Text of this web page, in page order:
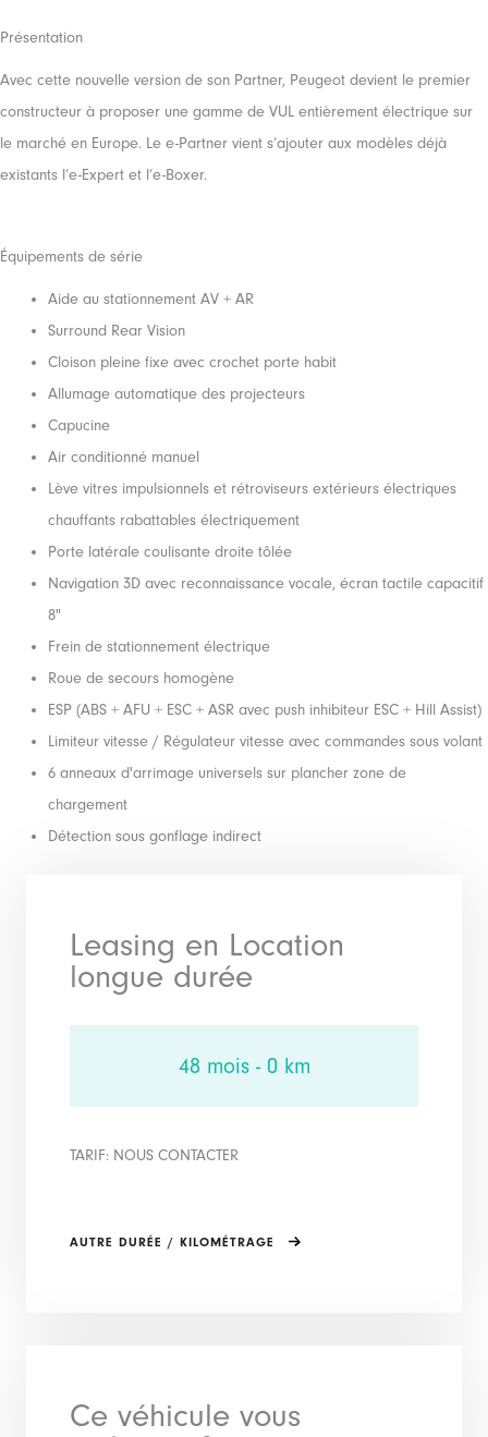
Présentation
Avec cette nouvelle version de son Partner, Peugeot devient le premier
constructeur à proposer une gamme de VUL entièrement électrique sur
le marché en Europe. Le e-Partner vient s’ajouter aux modèles déjà
existants l’e-Expert et l’e-Boxer.
Équipements de série
Aide au stationnement AV + AR
Surround Rear Vision
Cloison pleine fixe avec crochet porte habit
Allumage automatique des projecteurs
Capucine
Air conditionné manuel
Lève vitres impulsionnels et rétroviseurs extérieurs électriques
chauffants rabattables électriquement
Porte latérale coulisante droite tôlée
Navigation 3D avec reconnaissance vocale, écran tactile capacitif
8"
Frein de stationnement électrique
Roue de secours homogène
ESP (ABS + AFU + ESC + ASR avec push inhibiteur ESC + Hill Assist)
Limiteur vitesse / Régulateur vitesse avec commandes sous volant
6 anneaux d'arrimage universels sur plancher zone de
chargement
Détection sous gonflage indirect
Leasing en Location
longue durée
48 mois - 0 km
TARIF: NOUS CONTACTER
AUTRE DURÉE / KILOMÉTRAGE
Ce véhicule vous